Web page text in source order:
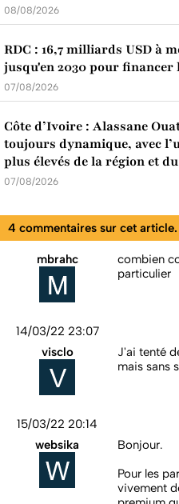
08/08/2026
RDC : 16,7 milliards USD à
jusqu'en 2030 pour financer
07/08/2026
Côte d’Ivoire : Alassane
toujours dynamique, avec
plus élevés de la région et
07/08/2026
4 commentaires sur cet
mbrahc
14/03/22 23:07
combien
particulier
visclo
15/03/22 20:14
J'ai tenté
mais sans
websika
Bonjour.
Pour les
vivement